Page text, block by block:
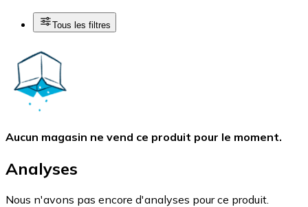
Tous les filtres
Aucun magasin ne vend ce produit pour le moment.
Analyses
Nous n'avons pas encore d'analyses pour ce produit.